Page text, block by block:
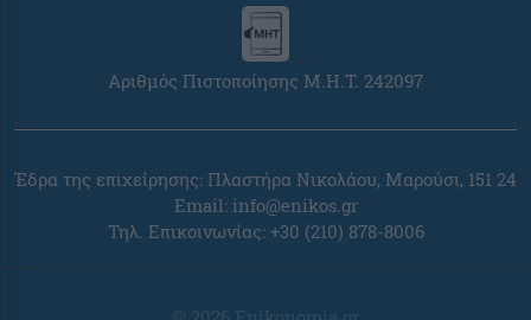
Αριθμός Πιστοποίησης Μ.Η.Τ. 242097
Έδρα της επιχείρησης: Πλαστήρα Νικολάου, Μαρούσι, 151 24
Email: info@enikos.gr
Τηλ. Επικοινωνίας: +30 (210) 878-8006